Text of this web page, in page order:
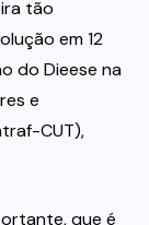
tão
em 12
do Dieese na
e
CUT),
que é